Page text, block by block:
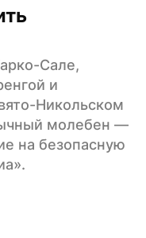
Сале,
и
Никольском
молебен —
на безопасную